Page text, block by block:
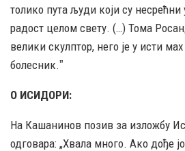
толико пута људи који су несрећни
радост целом свету. (…) Тома
велики скулптор, него је у исти
болесник.ˮ
О ИСИДОРИ:
На Кашанинов позив за изложбу
одговара: „Хвала много. Ако дође